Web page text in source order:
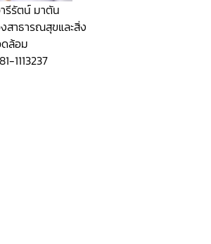
รีรัตน์ มาตัน
สาธารณสุขและสิ่ง
ดล้อม
1113237